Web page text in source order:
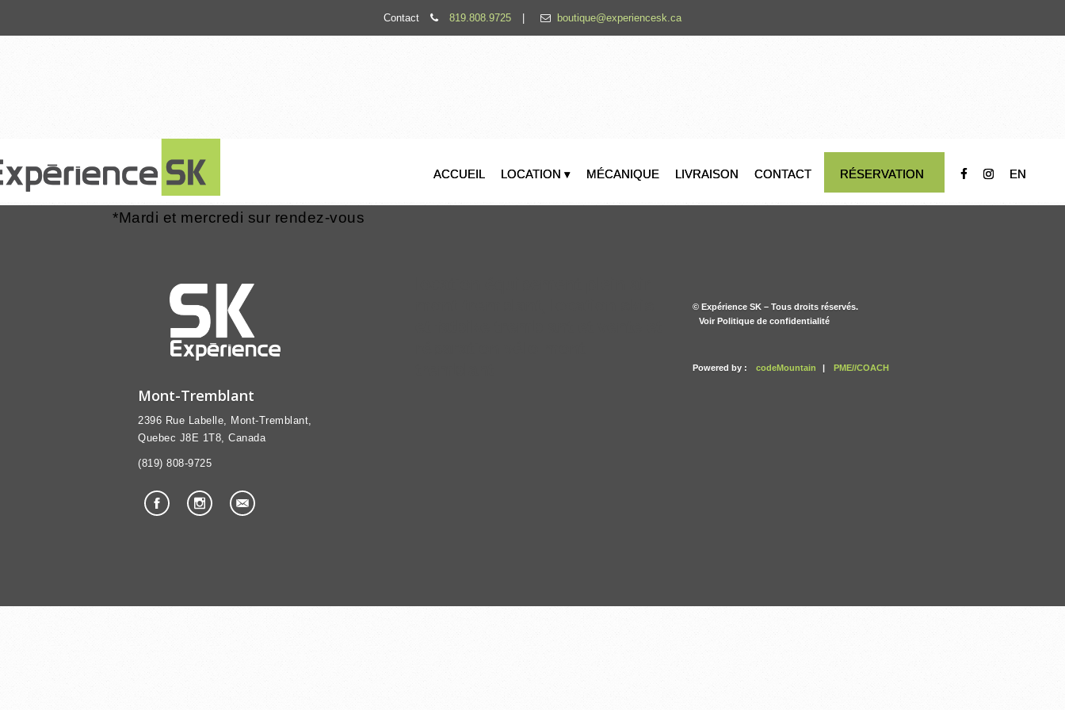
Contact 819.808.9725 boutique@experiencesk.ca
ACCUEIL LOCATION ▾ MÉCANIQUE LIVRAISON CONTACT RÉSERVATION
EN
13 novembre 2014
*Mardi et mercredi sur rendez-vous
Mont-Tremblant
2396 Rue Labelle, Mont-Tremblant,
Quebec J8E 1T8, Canada
(819) 808-9725
© Expérience SK – Tous droits réservés.
Voir Politique de confidentialité
Powered by : codeMountain | PME//COACH